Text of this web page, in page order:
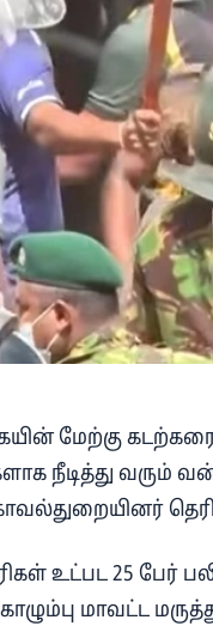
மேற்கு
நீடித்து வரும்
உட்பட 25 பேர்
மாவட்ட